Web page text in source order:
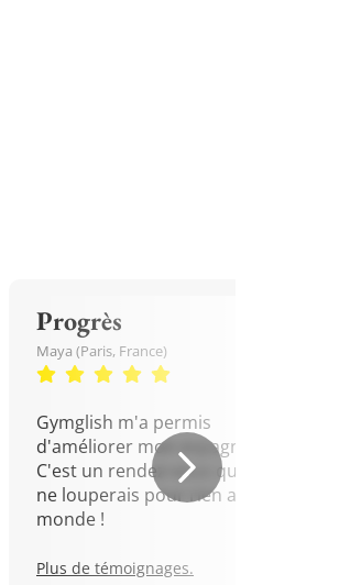
Progrès
Maya (Paris, France)
Gymglish m'a permis
d'améliorer mon espagnol.
C'est un rendez-vous que je
ne louperais pour rien au
monde !
Plus de témoignages.